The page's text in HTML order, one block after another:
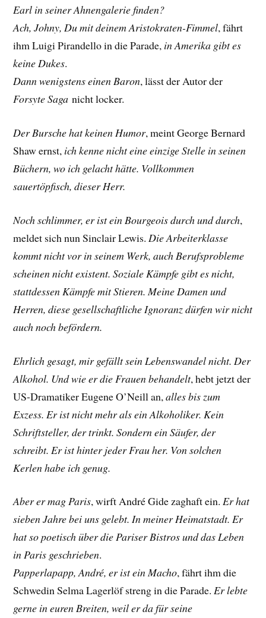
Earl in seiner Ahnengalerie finden?
Ach, Johny, Du mit deinem Aristokraten-Fimmel, fährt
ihm Luigi Pirandello in die Parade, in Amerika gibt es
keine Dukes.
Dann wenigstens einen Baron, lässt der Autor der
Forsyte Saga nicht locker.
Der Bursche hat keinen Humor, meint George Bernard
Shaw ernst, ich kenne nicht eine einzige Stelle in seinen
Büchern, wo ich gelacht hätte. Vollkommen
sauertöpfisch, dieser Herr.
Noch schlimmer, er ist ein Bourgeois durch und durch,
meldet sich nun Sinclair Lewis.Die Arbeiterklasse
kommt nicht vor in seinem Werk, auch Berufsprobleme
scheinen nicht existent. Soziale Kämpfe gibt es nicht,
stattdessen Kämpfe mit Stieren. Meine Damen und
Herren, diese gesellschaftliche Ignoranz dürfen wir nicht
auch noch befördern.
Ehrlich gesagt, mir gefällt sein Lebenswandel nicht. Der
Alkohol. Und wie er die Frauen behandelt, hebt jetzt der
US-DramatikerEugene O’Neillan,alles bis zum
Exzess. Er ist nicht mehr als ein Alkoholiker. Kein
Schriftsteller, der trinkt. Sondern ein Säufer, der
schreibt. Er ist hinter jeder Frau her. Von solchen
Kerlen habe ich genug.
Aber er mag Paris, wirft André Gide zaghaft ein.Er hat
sieben Jahre bei uns gelebt. In meiner Heimatstadt. Er
hat so poetisch über die Pariser Bistros und das Leben
in Paris geschrieben.
Papperlapapp, André, er ist ein Macho, fährt ihm die
SchwedinSelma Lagerlöf strengin die Parade.Er lebte
gerne in euren Breiten, weil er da für seine